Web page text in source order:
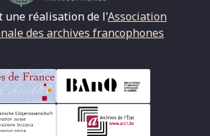
une réalisation de l'Association
des archives francophones